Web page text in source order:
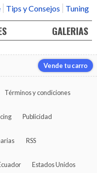
Tips y Consejos Tuning
GALERIAS
Vende tu carro
Términos y condiciones
Publicidad
RSS
Estados Unidos